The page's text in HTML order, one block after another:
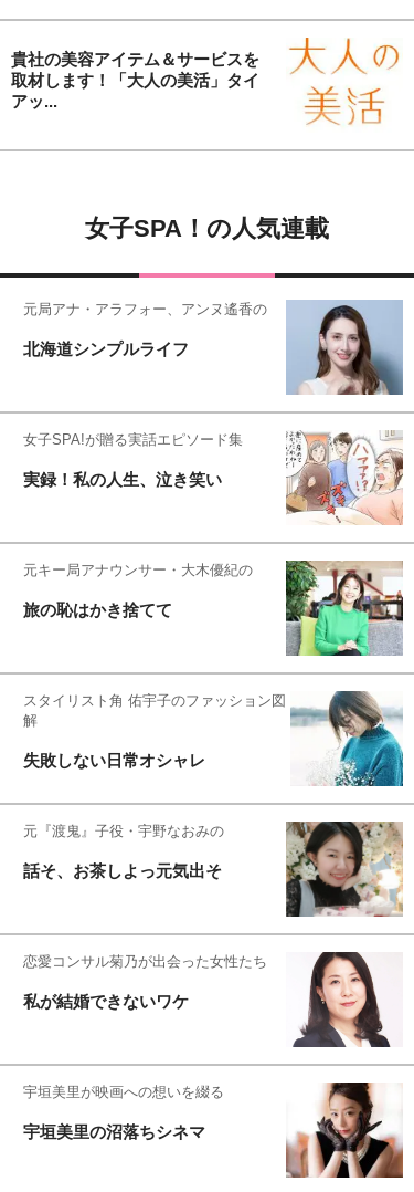
貴社の美容アイテム＆サービスを
取材します！「大人の美活」タイ
アッ...
女子SPA！の人気連載
元局アナ・アラフォー、アンヌ遙香の
北海道シンプルライフ
女子SPA!が贈る実話エピソード集
実録！私の人生、泣き笑い
元キー局アナウンサー・大木優紀の
旅の恥はかき捨てて
スタイリスト角 佑宇子のファッション図
解
失敗しない日常オシャレ
元『渡鬼』子役・宇野なおみの
話そ、お茶しよっ元気出そ
恋愛コンサル菊乃が出会った女性たち
私が結婚できないワケ
宇垣美里が映画への想いを綴る
宇垣美里の沼落ちシネマ